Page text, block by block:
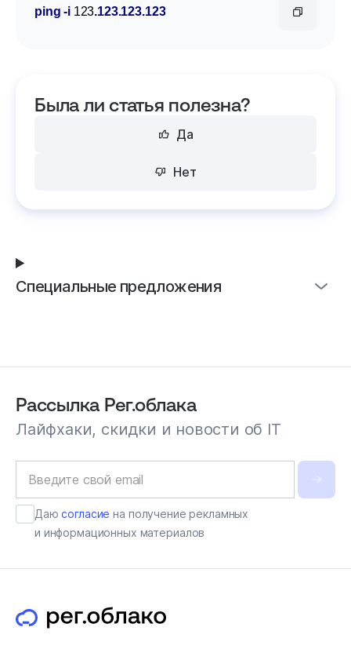
ping -i 123.123.123.123
Была ли статья полезна?
Да
Нет
Специальные предложения
Рассылка Рег.облака
Лайфхаки, скидки и новости об IT
Даюсогласие на получение рекламных
и информационных материалов